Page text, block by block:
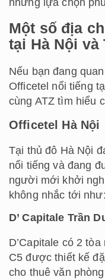
những lựa chọn
Một số địa
tại Hà Nội và
Nếu bạn đang
Officetel nổi tiếng
cùng ATZ tìm hiểu
Officetel Hà Nội
Tại thủ đô Hà Nội
nổi tiếng và đang
người mới khởi
không nhắc tới như:
D’ Capitale Trần
D’Capitale có 2
C5 được thiết kế
cho thuê văn